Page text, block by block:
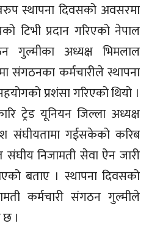
स्थापना दिवसको अवसरमा
टिभी प्रदान गरिएको नेपाल
गुल्मीका अध्यक्ष भिमलाल
संगठनका कर्मचारीले स्थापना
प्रशंसा गरिएको थियो ।
ट्रेड यूनियन जिल्ला अध्यक्ष
संघीयतामा गईसकेको करिब
निजामती सेवा ऐन जारी
बताए । स्थापना दिवसको
कर्मचारी संगठन गुल्मीले
।